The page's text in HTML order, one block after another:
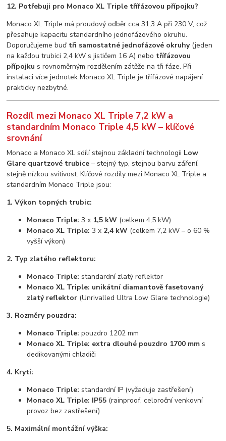
12. Potřebuji pro Monaco XL Triple třífázovou přípojku?
Monaco XL Triple má proudový odběr cca 31,3 A při 230 V, což
přesahuje kapacitu standardního jednofázového okruhu.
Doporučujeme buď tři samostatné jednofázové okruhy(jeden
na každou trubici 2,4 kW s jističem 16 A) nebo třífázovou
přípojku s rovnoměrným rozdělením zátěže na tři fáze. Při
instalaci více jednotek Monaco XL Triple je třífázové napájení
prakticky nezbytné.
Rozdíl mezi Monaco XL Triple 7,2 kW a
standardním Monaco Triple 4,5 kW – klíčové
srovnání
Monaco a Monaco XL sdílí stejnou základní technologii Low
Glare quartzové trubice – stejný typ, stejnou barvu záření,
stejně nízkou svítivost. Klíčové rozdíly mezi Monaco XL Triple a
standardním Monaco Triple jsou:
1. Výkon topných trubic:
Monaco Triple: 3 x 1,5 kW (celkem 4,5 kW)
Monaco XL Triple: 3 x 2,4 kW (celkem 7,2 kW – o 60 %
vyšší výkon)
2. Typ zlatého reflektoru:
Monaco Triple: standardní zlatý reflektor
Monaco XL Triple: unikátní diamantově fasetovaný
zlatý reflektor (Unrivalled Ultra Low Glare technologie)
3. Rozměry pouzdra:
Monaco Triple: pouzdro 1202 mm
Monaco XL Triple: extra dlouhé pouzdro 1700 mm s
dedikovanými chladiči
4. Krytí:
Monaco Triple: standardní IP (vyžaduje zastřešení)
Monaco XL Triple: IP55 (rainproof, celoroční venkovní
provoz bez zastřešení)
5. Maximální montážní výška: